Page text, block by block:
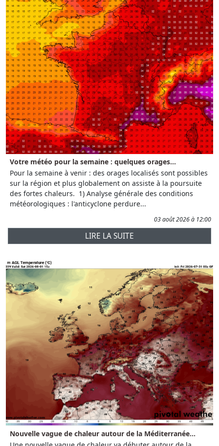
Votre météo pour la semaine : quelques orages...
Pour la semaine à venir : des orages localisés sont possibles
sur la région et plus globalement on assiste à la poursuite
des fortes chaleurs. 1) Analyse générale des conditions
météorologiques : l'anticyclone perdure...
03 août 2026 à 12:00
LIRE LA SUITE
Nouvelle vague de chaleur autour de la Méditerranée...